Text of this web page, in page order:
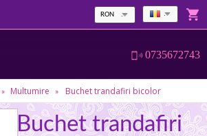
RON
0735672743
» Multumire » Buchet trandafiri bicolor
Buchet trandafiri